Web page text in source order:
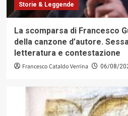
Storie & Leggende
La scomparsa di Francesco
della canzone d’autore.
letteratura e contestazione
Francesco Cataldo Verrina 06/08/